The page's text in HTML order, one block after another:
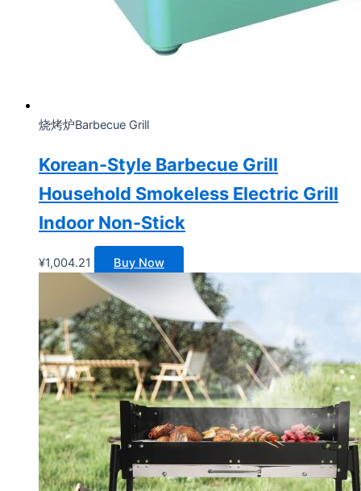
烧烤炉Barbecue Grill
Korean-Style Barbecue Grill
Household Smokeless Electric Grill
Indoor Non-Stick
¥1,004.21 Buy Now